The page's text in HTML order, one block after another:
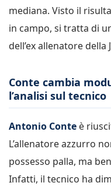
mediana. Visto il
in campo, si tratta di
dell’ex allenatore della
Conte cambia
l’analisi sul tecnico
Antonio Conte è
L’allenatore azzurro
possesso palla, ma
Infatti, il tecnico ha